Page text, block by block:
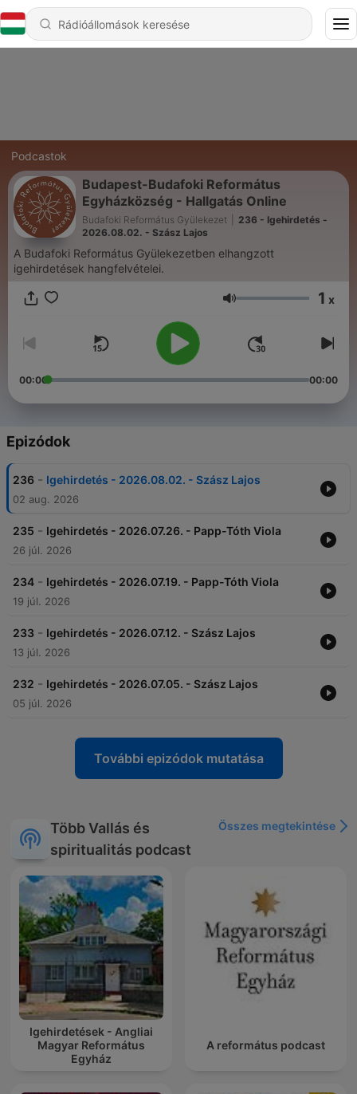
Podcastok
Budapest-Budafoki Református
Egyházközség - Hallgatás Online
Budafoki Református Gyülekezet
236 - Igehirdetés -
2026.08.02. - Szász Lajos
A Budafoki Református Gyülekezetben elhangzott
igehirdetések hangfelvételei.
Hangerő 1 x
00:00 00:00
Epizódok
236 - Igehirdetés - 2026.08.02. - Szász Lajos
02 aug. 2026
235 - Igehirdetés - 2026.07.26. - Papp-Tóth Viola
26 júl. 2026
234 - Igehirdetés - 2026.07.19. - Papp-Tóth Viola
19 júl. 2026
233 - Igehirdetés - 2026.07.12. - Szász Lajos
13 júl. 2026
232 - Igehirdetés - 2026.07.05. - Szász Lajos
05 júl. 2026
További epizódok mutatása
Több Vallás és
spiritualitás podcast
Összes megtekintése
Igehirdetések - Angliai
Magyar Református
Egyház
A református podcast